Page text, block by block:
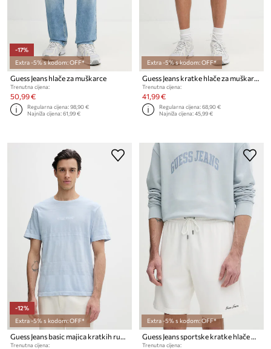
-17%
Extra -5% s kodom: OFF*
Guess Jeans hlače za muškarce
Trenutna cijena:
50,99 €
Regularna cijena:98,90 €
Najniža cijena:61,99 €
Extra -5% s kodom: OFF*
Trenutna cijena:
41,99 €
Regularna cijena:68,90 €
Najniža cijena:45,99 €
-12%
Extra -5% s kodom: OFF*
Guess Jeans basic majica kratkih rukava za muškarce od pamuka
Trenutna cijena:
Extra -5% s kodom: OFF*
Guess Jeans sportske kratke hlače muške od pamuka
Trenutna cijena: